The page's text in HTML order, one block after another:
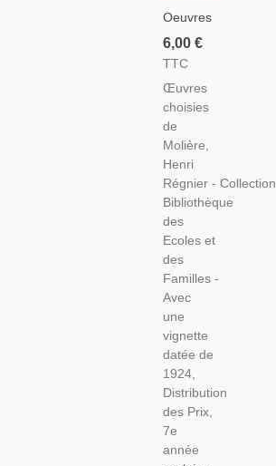
Oeuvres
Choisies
De
Par
Henri
Régnier,
1922 -
Dépit
Amoureux,
Les
Fâcheux,
Amphitryon,
Théâtre,
École De
Barr,
6,00 €
TTC
Œuvres
choisies
de
Molière,
Henri
Régnier - Collection
Bibliothèque
des
Ecoles et
des
Familles -
Avec
une
vignette
datée de
1924,
Distribution
des Prix,
7e
année